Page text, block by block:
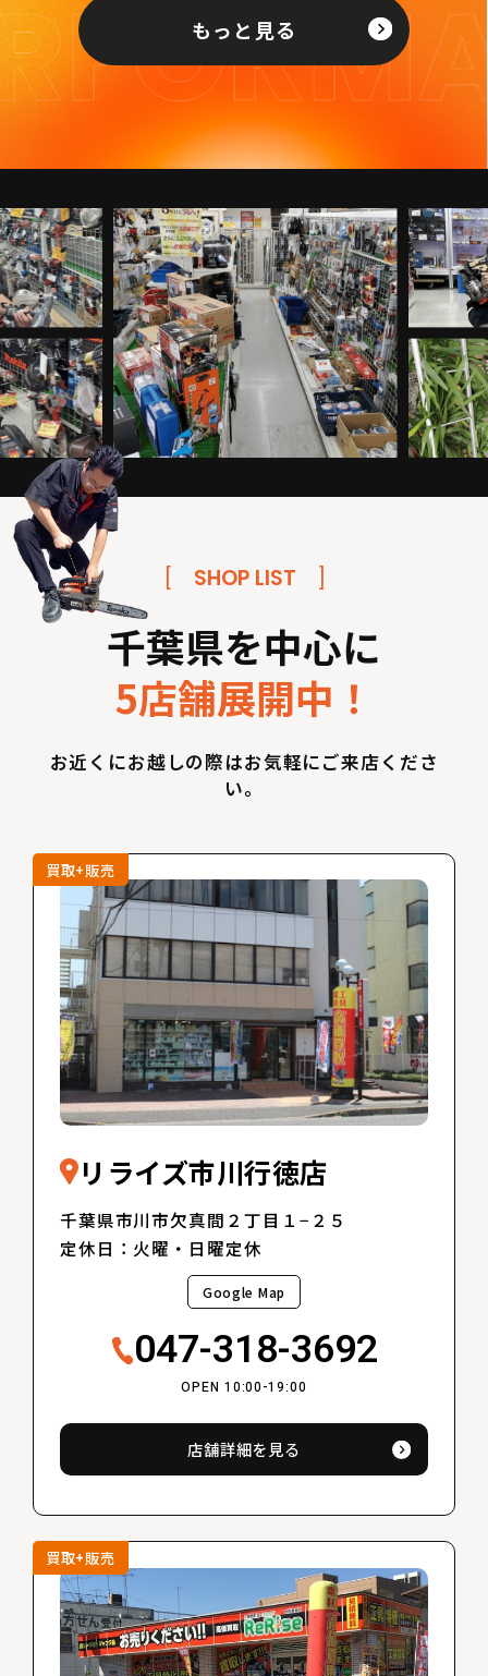
もっと見る
SHOP LIST
千葉県を中心に
5店舗展開中！
お近くにお越しの際はお気軽にご来店くださ
い。
買取+販売
リライズ市川行徳店
千葉県市川市欠真間２丁目１−２５
定休日：火曜・日曜定休
Google Map
047-318-3692
OPEN 10:00-19:00
店舗詳細を見る
買取+販売